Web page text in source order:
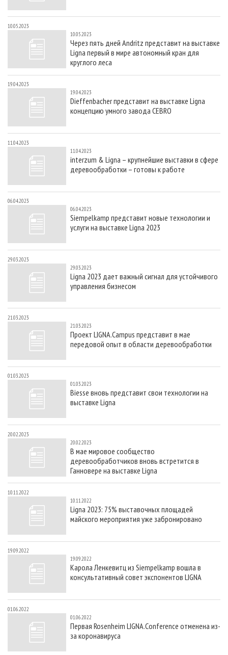
10.05.2023
10.05.2023
Через пять дней Andritz представит на выставке
Ligna первый в мире автономный кран для
круглого леса
19.04.2023
19.04.2023
Dieffenbacher представит на выставке Ligna
концепцию умного завода CEBRO
11.04.2023
11.04.2023
interzum & Ligna – крупнейшие выставки в сфере
деревообработки – готовы к работе
06.04.2023
06.04.2023
Siempelkamp представит новые технологии и
услуги на выставке Ligna 2023
29.03.2023
29.03.2023
Ligna 2023 дает важный сигнал для устойчивого
управления бизнесом
21.03.2023
21.03.2023
Проект LIGNA.Campus представит в мае
передовой опыт в области деревообработки
01.03.2023
01.03.2023
Biesse вновь представит свои технологии на
выставке Ligna
20.02.2023
20.02.2023
В мае мировое сообщество
деревообработчиков вновь встретится в
Ганновере на выставке Ligna
10.11.2022
10.11.2022
Ligna 2023: 75% выставочных площадей
майского мероприятия уже забронировано
19.09.2022
19.09.2022
Карола Ленкевитц из Siempelkamp вошла в
консультативный совет экспонентов LIGNA
01.06.2022
01.06.2022
Первая Rosenheim LIGNA.Conference отменена из-
за коронавируса